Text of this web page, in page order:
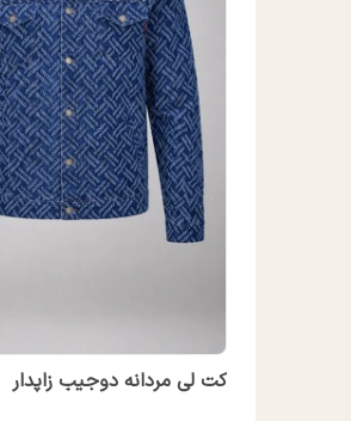
کت لی مردانه دوجیب زاپدار